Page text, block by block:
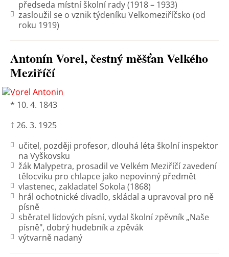
předseda místní školní rady (1918 – 1933)
zasloužil se o vznik týdeníku Velkomeziříčsko (od
roku 1919)
Antonín Vorel, čestný měšťan Velkého
Meziříčí
* 10. 4. 1843
† 26. 3. 1925
učitel, později profesor, dlouhá léta školní inspektor
na Vyškovsku
žák Malypetra, prosadil ve Velkém Meziříčí zavedení
tělocviku pro chlapce jako nepovinný předmět
vlastenec, zakladatel Sokola (1868)
hrál ochotnické divadlo, skládal a upravoval pro ně
písně
sběratel lidových písní, vydal školní zpěvník „Naše
písně", dobrý hudebník a zpěvák
výtvarně nadaný